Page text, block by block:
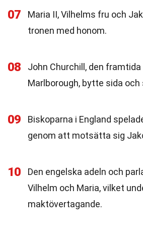
07
Maria II, Vilhelms fru och
tronen med honom.
08
John Churchill, den
Marlborough, bytte sida och
09
Biskoparna i England
genom att motsätta sig
10
Den engelska adeln och
Vilhelm och Maria, vilket
maktövertagande.